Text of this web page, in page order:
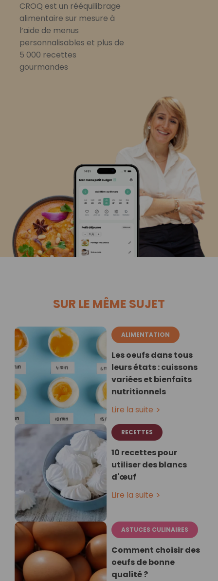
CROQ est un rééquilibrage
alimentaire sur mesure à
l’aide de menus
personnalisables et plus de
5 000 recettes
gourmandes
SUR LE MÊME SUJET
ALIMENTATION
Les oeufs dans tous
leurs états : cuissons
variées et bienfaits
nutritionnels
Lire la suite
RECETTES
10 recettes pour
utiliser des blancs
d'œuf
Lire la suite
ASTUCES CULINAIRES
Comment choisir des
oeufs de bonne
qualité ?